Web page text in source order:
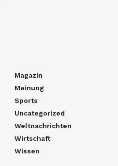
Magazin
Meinung
Sports
Uncategorized
Weltnachrichten
Wirtschaft
Wissen